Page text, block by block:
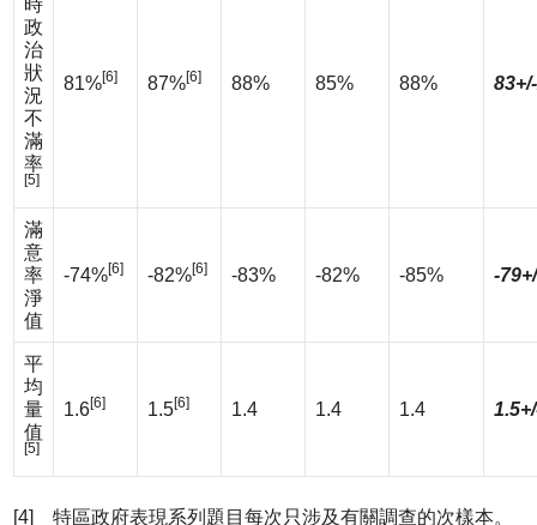
政
治
狀
況
不
滿
率
[5]
81%[6] 87%[6] 88% 85% 88%
滿
意
率
淨
值
-74%[6] -82%[6] -83% -82% -85% -
平
均
量
值
[5]
1.6[6] 1.5[6] 1.4 1.4 1.4
[4] 特區政府表現系列題目每次只涉及有關調查的次樣本。